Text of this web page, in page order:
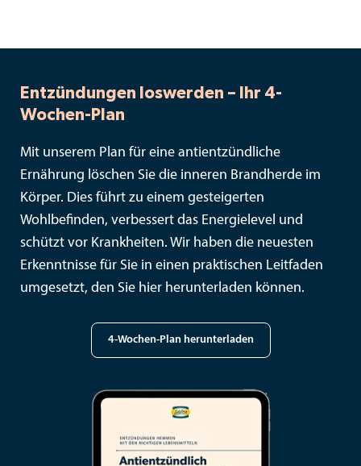
Entzündungen loswerden – Ihr 4-
Wochen-Plan
Mit unserem Plan für eine antientzündliche
Ernährung löschen Sie die inneren Brandherde im
Körper. Dies führt zu einem gesteigerten
Wohlbefinden, verbessert das Energielevel und
schützt vor Krankheiten. Wir haben die neuesten
Erkenntnisse für Sie in einen praktischen Leitfaden
umgesetzt, den Sie hier herunterladen können.
4-Wochen-Plan herunterladen